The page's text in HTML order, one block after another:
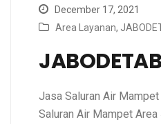
December 17, 2021
Area Layanan,
Jasa Saluran Air
Saluran Air Mampet Area